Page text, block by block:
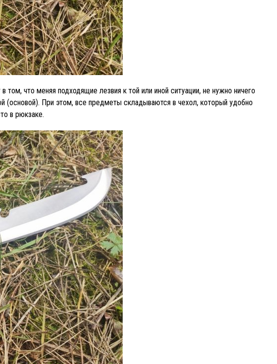
что меняя подходящие лезвия к той или иной ситуации, не нужно ничего
(основой). При этом, все предметы складываются в чехол, который удобно
в рюкзаке.